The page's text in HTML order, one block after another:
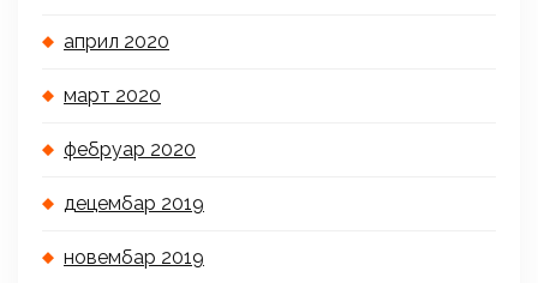
април 2020
март 2020
фебруар 2020
децембар 2019
новембар 2019